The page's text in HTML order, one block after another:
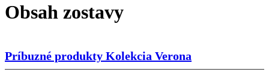
Obsah zostavy
Príbuzné produkty Kolekcia Verona